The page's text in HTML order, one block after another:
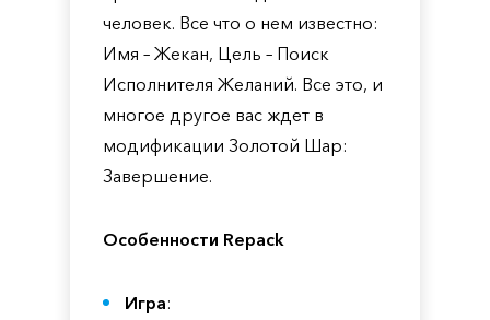
человек. Все что о нем известно:
Имя – Жекан, Цель – Поиск
Исполнителя Желаний. Все это, и
многое другое вас ждет в
модификации Золотой Шар:
Завершение.
Особенности Repack
Игра: